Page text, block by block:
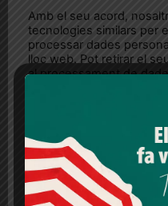
REP
Amb el seu acord,
tecnologies similars per
processar dades
lloc web. Pot retirar el
al processament de
legítims en qualsevol
cookies" o a la nostra
lloc web. Si cliques
Més informació